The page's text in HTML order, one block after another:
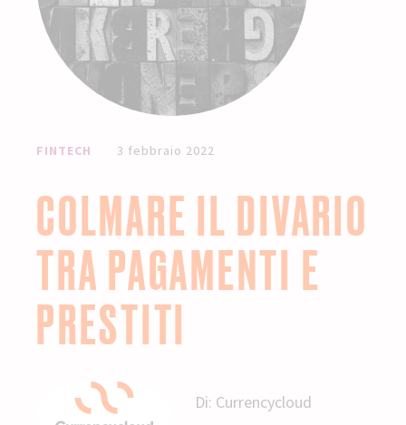
FINTECH 3 febbraio 2022
COLMARE IL DIVARIO
TRA PAGAMENTI E
PRESTITI
Di: Currencycloud